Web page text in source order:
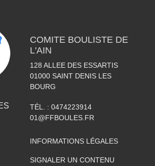
COMITE BOULISTE DE
L'AIN
128 ALLEE DES ESSARTIS
01000 SAINT DENIS LES
BOURG
TÉL. : 0474223914
01@FFBOULES.FR
INFORMATIONS LÉGALES
SIGNALER UN CONTENU